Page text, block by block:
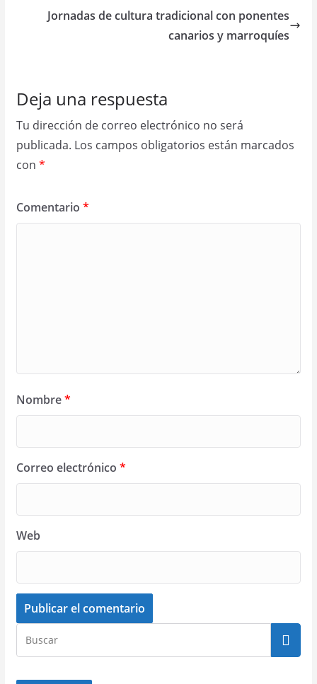
Jornadas de cultura tradicional con ponentes
canarios y marroquíes
Deja una respuesta
Tu dirección de correo electrónico no será
publicada. Los campos obligatorios están marcados
con *
Comentario *
Nombre*
Correo electrónico *
Web